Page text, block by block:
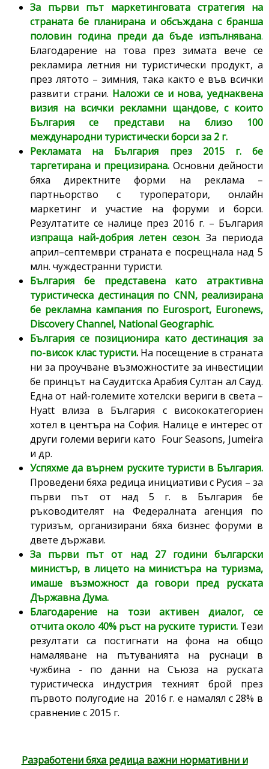
За първи път маркетинговата стратегия на
страната бе планирана и обсъждана с бранша
половин година преди да бъде изпълнявана.
Благодарение на това през зимата вече се
рекламира летния ни туристически продукт, а
през лятото – зимния, така както е във всички
развити страни. Наложи се и нова, уеднаквена
визия на всички рекламни щандове, с които
България се представи на близо 100
международни туристически борси за 2 г.
Рекламата на България през 2015 г. бе
таргетирана и прецизирана. Основни дейности
бяха директните форми на реклама –
партньорство с туроператори, онлайн
маркетинг и участие на форуми и борси.
Резултатите се налице през 2016 г. – България
изпраща най-добрия летен сезон. За периода
април–септември страната е посрещнала над 5
млн. чуждестранни туристи.
България бе представена като атрактивна
туристическа дестинация по CNN,реализирана
бе рекламна кампания по Eurosport, Euronews,
Discovery Channel, National Geographic.
България се позиционира като дестинация за
по-висок клас туристи. На посещение в страната
ни за проучване възможностите за инвестиции
бе принцът на Саудитска Арабия Султан ал Сауд.
Една от най-големите хотелски вериги в света –
Hyatt влиза в България с висококатегориен
хотел в центъра на София. Налице е интерес от
други големи вериги като Four Seasons, Jumeira
и др.
Успяхме да върнем руските туристи в България.
Проведени бяха редица инициативи с Русия – за
първи път от над 5 г. в България бе
ръководителят на Федералната агенция по
туризъм, организирани бяха бизнес форуми в
двете държави.
За първи път от над 27 години български
министър, в лицето на министъра на туризма,
имаше възможност да говори пред руската
Държавна Дума.
Благодарение на този активен диалог, се
отчита около 40% ръст на руските туристи.Тези
резултати са постигнати на фона на общо
намаляване на пътуванията на руснаци в
чужбина - по данни на Съюза на руската
туристическа индустрия техният брой през
първото полугодие на 2016 г. е намалял с 28% в
сравнение с 2015 г.
Разработени бяха редица важни нормативни и